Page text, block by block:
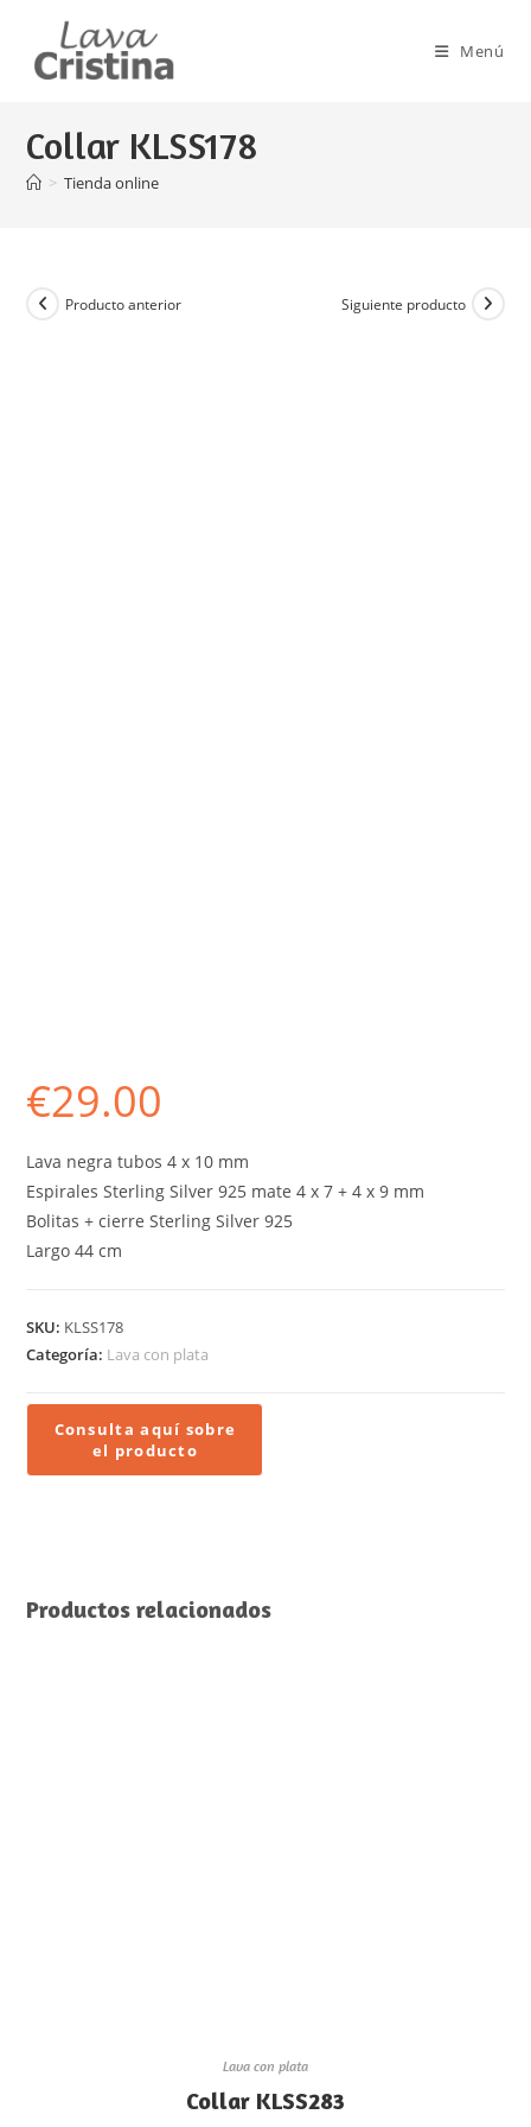
contenido
Menú
Collar KLSS178
> Tienda online
Producto anterior Siguiente producto
€29.00
Lava negra tubos 4 x 10 mm
Espirales Sterling Silver 925 mate 4 x 7 + 4 x 9 mm
Bolitas + cierre Sterling Silver 925
Largo 44 cm
SKU: KLSS178
Categoría: Lava con plata
Productos relacionados
Lava con plata
Collar KLSS283